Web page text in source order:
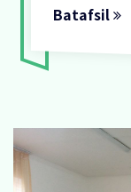
Batafsil